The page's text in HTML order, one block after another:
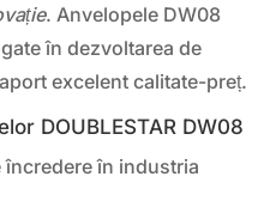
. Anvelopele DW08
în dezvoltarea de
excelent calitate-preț.
DOUBLESTAR DW08
încredere în industria